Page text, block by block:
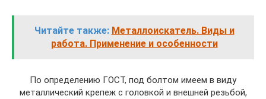
Читайте также: Металлоискатель. Виды и
работа. Применение и особенности
По определению ГОСТ, под болтом имеем в виду
металлический крепеж с головкой и внешней резьбой,